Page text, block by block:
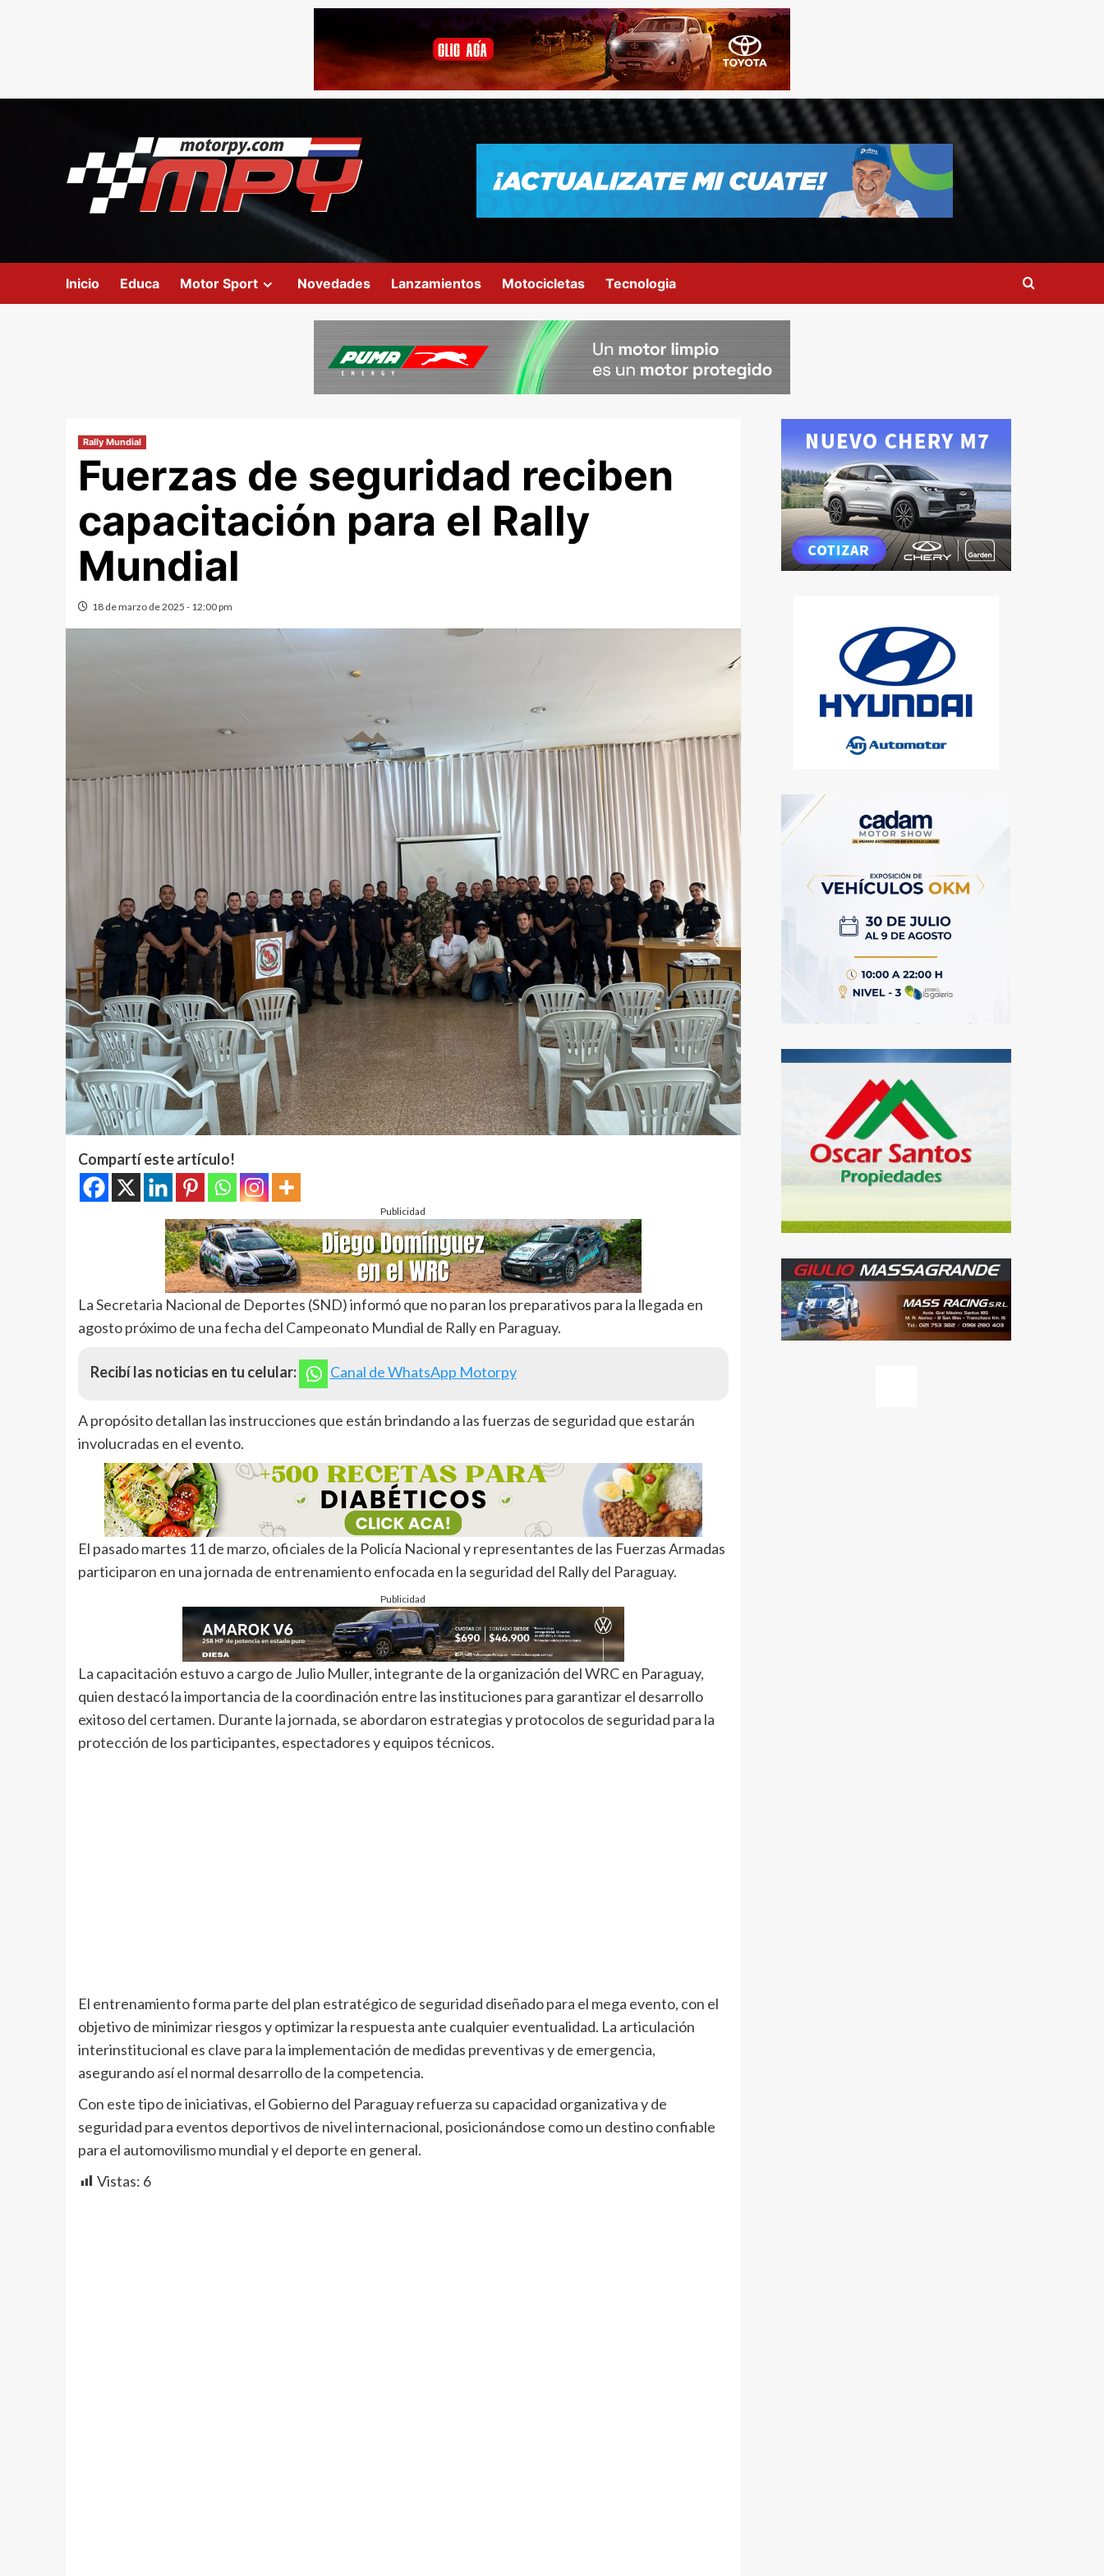
Inicio Educa Motor Sport Novedades Lanzamientos Motocicletas Tecnologia
Rally Mundial
Fuerzas de seguridad reciben
capacitación para el Rally
Mundial
18 de marzo de 2025 - 12:00 pm
Compartí este artículo!
Publicidad
La Secretaria Nacional de Deportes (SND) informó que no paran los preparativos para la llegada en
agosto próximo de una fecha del Campeonato Mundial de Rally en Paraguay.
Recibí las noticias en tu celular: Canal de WhatsApp Motorpy
A propósito detallan las instrucciones que están brindando a las fuerzas de seguridad que estarán
involucradas en el evento.
El pasado martes 11 de marzo, oficiales de la Policía Nacional y representantes de las Fuerzas Armadas
participaron en una jornada de entrenamiento enfocada en la seguridad del Rally del Paraguay.
Publicidad
La capacitación estuvo a cargo de Julio Muller, integrante de la organización del WRC en Paraguay,
quien destacó la importancia de la coordinación entre las instituciones para garantizar el desarrollo
exitoso del certamen. Durante la jornada, se abordaron estrategias y protocolos de seguridad para la
protección de los participantes, espectadores y equipos técnicos.
El entrenamiento forma parte del plan estratégico de seguridad diseñado para el mega evento, con el
objetivo de minimizar riesgos y optimizar la respuesta ante cualquier eventualidad. La articulación
interinstitucional es clave para la implementación de medidas preventivas y de emergencia,
asegurando así el normal desarrollo de la competencia.
Con este tipo de iniciativas, el Gobierno del Paraguay refuerza su capacidad organizativa y de
seguridad para eventos deportivos de nivel internacional, posicionándose como un destino confiable
para el automovilismo mundial y el deporte en general.
Vistas: 6